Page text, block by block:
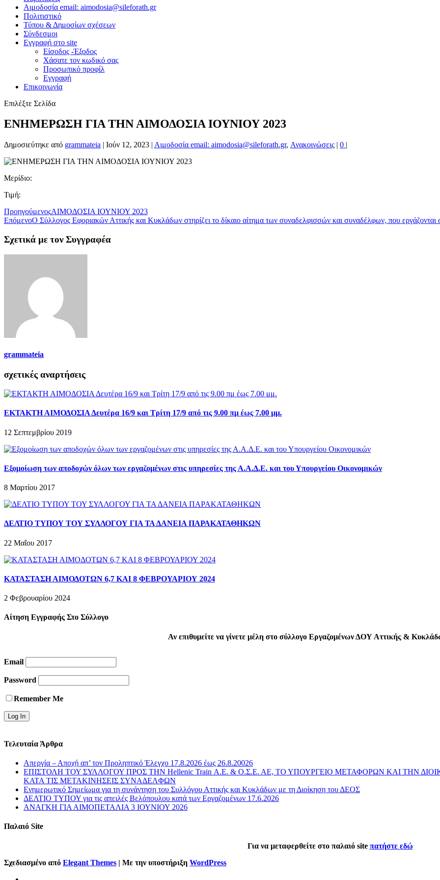
Αιμοδοσία email: aimodosia@sileforath.gr
Πολιτιστικό
Τύπου & Δημοσίων σχέσεων
Σύνδεσμοι
Εγγραφή στο site
Είσοδος -Έξοδος
Χάσατε τον κωδικό σας
Προσωπικό προφίλ
Εγγραφή
Επικοινωνία
Επιλέξτε Σελίδα
ΕΝΗΜΕΡΩΣΗ ΓΙΑ ΤΗΝ ΑΙΜΟΔΟΣΙΑ ΙΟΥΝΙΟΥ 2023
Δημοσιεύτηκε από grammateia | Ιούν 12, 2023 | Αιμοδοσία email: aimodosia@sileforath.gr, Ανακοινώσεις | 0 |
Μερίδιο:
Τιμή:
ΠροηγούμενοςΑΙΜΟΔΟΣΙΑ ΙΟΥΝΙΟΥ 2023
ΕπόμενοΟ Σύλλογος Εφοριακών Αττικής και Κυκλάδων στηρίζει το δίκαιο αίτημα των συναδελφισσών και συναδέλφων, που εργάζονται
Σχετικά με τον Συγγραφέα
grammateia
σχετικές αναρτήσεις
ΕΚΤΑΚΤΗ ΑΙΜΟΔΟΣΙΑ Δευτέρα 16/9 και Τρίτη 17/9 από τις 9.00 πμ έως 7.00 μμ.
12 Σεπτεμβρίου 2019
Εξομοίωση των αποδοχών όλων των εργαζομένων στις υπηρεσίες της Α.Α.Δ.Ε. και του Υπουργείου Οικονομικών
8 Μαρτίου 2017
ΔΕΛΤΙΟ ΤΥΠΟΥ ΤΟΥ ΣΥΛΛΟΓΟΥ ΓΙΑ ΤΑ ΔΑΝΕΙΑ ΠΑΡΑΚΑΤΑΘΗΚΩΝ
22 Μαΐου 2017
ΚΑΤΑΣΤΑΣΗ ΑΙΜΟΔΟΤΩΝ 6,7 ΚΑΙ 8 ΦΕΒΡΟΥΑΡΙΟΥ 2024
2 Φεβρουαρίου 2024
Αίτηση Εγγραφής Στο Σύλλογο
Αν επιθυμείτε να γίνετε μέλη στο σύλλογο Εργαζομένων ΔΟΥ Αττικής &
Email
Password
Remember Me
Τελευταία Άρθρα
Απεργία – Αποχή απ’ τον Προληπτικό Έλεγχο 17.8.2026 έως 26.8.20026
ΕΠΙΣΤΟΛΗ ΤΟΥ ΣΥΛΛΟΓΟΥ ΠΡΟΣ ΤΗΝ Hellenic Train Α.Ε. & Ο.Σ.Ε. ΑΕ, ΤΟ ΥΠΟΥΡΓΕΙΟ ΜΕΤΑΦΟΡΩΝ ΚΑΙ ΤΗΝ
ΚΑΤΑ ΤΙΣ ΜΕΤΑΚΙΝΗΣΕΙΣ ΣΥΝΑΔΕΛΦΩΝ
Ενημερωτικό Σημείωμα για τη συνάντηση του Συλλόγου Αττικής και Κυκλάδων με τη Διοίκηση του ΔΕΟΣ
ΔΕΛΤΙΟ ΤΥΠΟΥ για τις απειλές Βελόπουλου κατά των Εργαζομένων 17.6.2026
ΑΝΑΓΚΗ ΓΙΑ ΑΙΜΟΠΕΤΑΛΙΑ 3 ΙΟΥΝΙΟΥ 2026
Παλαιό Site
Για να μεταφερθείτε στο παλαιό site πατήστε εδώ
Σχεδιασμένο από Elegant Themes | Με την υποστήριξη WordPress